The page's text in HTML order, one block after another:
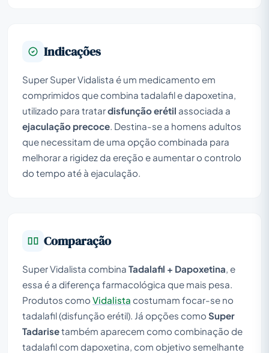
Indicações
Super Super Vidalista é um medicamento em
comprimidos que combina tadalafil e dapoxetina,
utilizado para tratardisfunção erétil associada a
ejaculação precoce . Destina-se a homens adultos
que necessitam de uma opção combinada para
melhorar a rigidez da ereção e aumentar o controlo
do tempo até à ejaculação.
Comparação
Super Vidalista combina Tadalafil + Dapoxetina , e
essa é a diferença farmacológica que mais pesa.
Produtos como Vidalista costumam focar-se no
tadalafil (disfunção erétil). Já opções como Super
Tadarisetambém aparecem como combinação de
tadalafil com dapoxetina, com objetivo semelhante